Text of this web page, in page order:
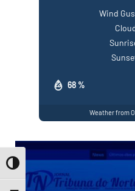
Toggle High Contrast
68 %
Wind
Weather from